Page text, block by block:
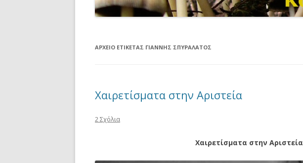
ΑΡΧΕΊΟ ΕΤΙΚΈΤΑΣ ΓΙΆΝΝΗΣ ΣΠΥΡΆΛΑΤΟΣ
Χαιρετίσματα στην Αριστεία
2 Σχόλια
Χαιρετίσματα στην Αριστεία